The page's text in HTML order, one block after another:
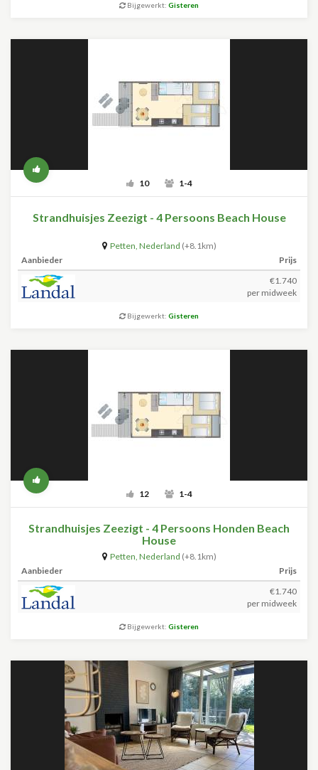
Bijgewerkt: Gisteren
10 1-4
Strandhuisjes Zeezigt - 4 Persoons Beach House
Petten, Nederland (+8.1km)
Aanbieder
Prijs
€1.740
per midweek
Bijgewerkt: Gisteren
12 1-4
Strandhuisjes Zeezigt - 4 Persoons Honden Beach
House
Petten, Nederland (+8.1km)
Aanbieder
Prijs
€1.740
per midweek
Bijgewerkt: Gisteren